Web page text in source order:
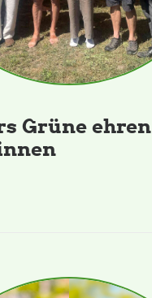
Grüne ehren